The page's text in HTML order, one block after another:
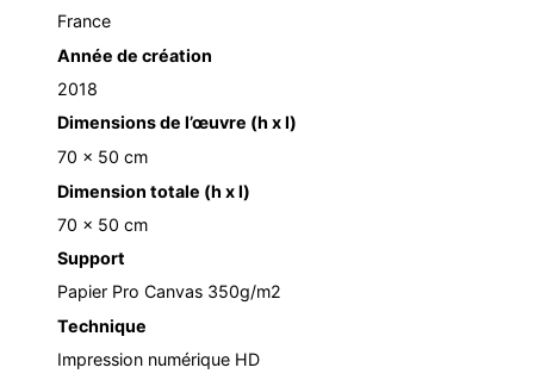
France
Année de création
2018
Dimensions de l’œuvre (h x l)
70 x 50 cm
Dimension totale (h x l)
70 x 50 cm
Support
Papier Pro Canvas 350g/m2
Technique
Impression numérique HD